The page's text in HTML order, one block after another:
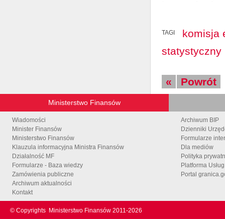
TAGI
komisja
statystyczny
« Powrót
Ministerstwo Finansów
Wiadomości
Minister Finansów
Ministerstwo Finansów
Klauzula informacyjna Ministra Finansów
Działalność MF
Formularze - Baza wiedzy
Zamówienia publiczne
Archiwum aktualności
Kontakt
Archiwum BIP
Dzienniki
Formularze
Dla mediów
Polityka
Platforma
Portal
© Copyrights Ministerstwo Finansów 2011-2026